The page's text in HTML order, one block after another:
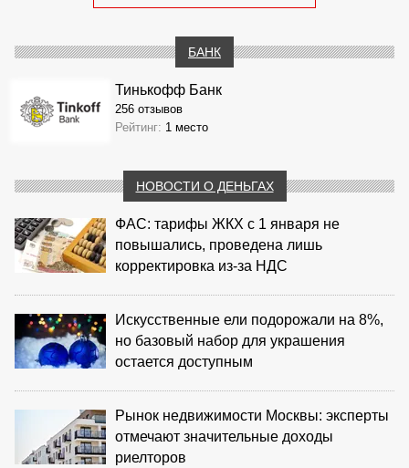
БАНК
Тинькофф Банк
256 отзывов
Рейтинг: 1 место
НОВОСТИ О ДЕНЬГАХ
ФАС: тарифы ЖКХ с 1 января не
повышались, проведена лишь
корректировка из‑за НДС
Искусственные ели подорожали на 8%,
но базовый набор для украшения
остается доступным
Рынок недвижимости Москвы: эксперты
отмечают значительные доходы
риелторов